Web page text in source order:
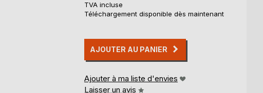
TVA incluse
Téléchargement disponible dès maintenant
AJOUTER AU PANIER
Ajouter à ma liste d'envies
Laisser un avis